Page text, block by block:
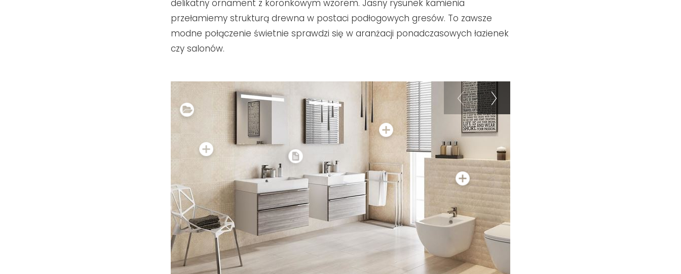
delikatny ornament z koronkowym wzorem. Jasny rysunek kamienia
przełamiemy strukturą drewna w postaci podłogowych gresów. To zawsze
modne połączenie świetnie sprawdzi się w aranżacji ponadczasowych łazienek
czy salonów.